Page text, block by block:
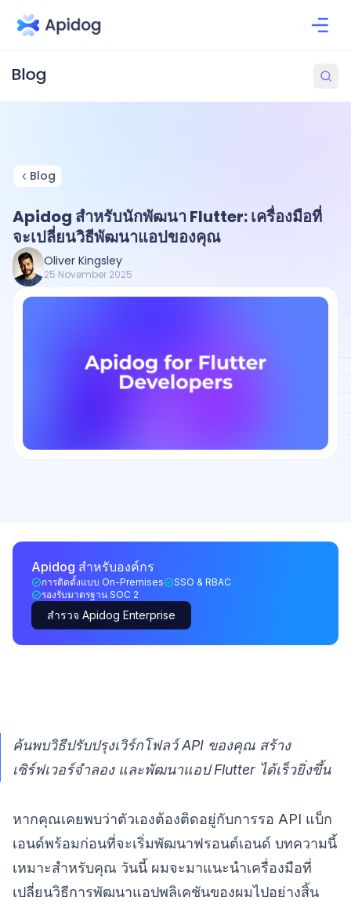
Blog
Apidog สำหรับนักพัฒนา Flutter: เครื่องมือที่
จะเปลี่ยนวิธีพัฒนาแอปของคุณ
Oliver Kingsley
25 November 2025
Apidog สำหรับองค์กร
การติดตั้งแบบ On-Premises
SSO & RBAC
รองรับมาตรฐาน SOC 2
สำรวจ Apidog Enterprise
ค้นพบวิธีปรับปรุงเวิร์กโฟลว์ API ของคุณ สร้าง
เซิร์ฟเวอร์จำลอง และพัฒนาแอป Flutter ได้เร็วยิ่งขึ้น
หากคุณเคยพบว่าตัวเองต้องติดอยู่กับการรอ API แบ็ก
เอนด์พร้อมก่อนที่จะเริ่มพัฒนาฟรอนต์เอนด์ บทความนี้
เหมาะสำหรับคุณ วันนี้ ผมจะมาแนะนำเครื่องมือที่
เปลี่ยนวิธีการพัฒนาแอปพลิเคชันของผมไปอย่างสิ้น